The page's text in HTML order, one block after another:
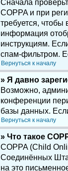
Сначала
COPPA и при
требуется,
информация
инструкциям.
спам-фильтром.
Вернуться к началу
» Я давно
Возможно,
конференции
базы данных.
Вернуться к началу
» Что такое
COPPA (Child
Соединённых
на это